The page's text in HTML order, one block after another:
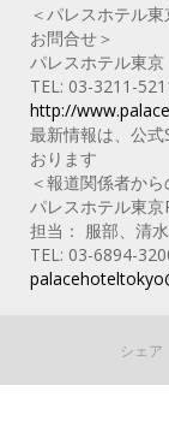
＜パレスホテル
お問合せ＞
パレスホテル東京
TEL: 03-3211-
http://
最新情報は、公式
おります
＜報道関係者か
パレスホテル東京
担当： 服部、清水
TEL: 03-6894-
シェア